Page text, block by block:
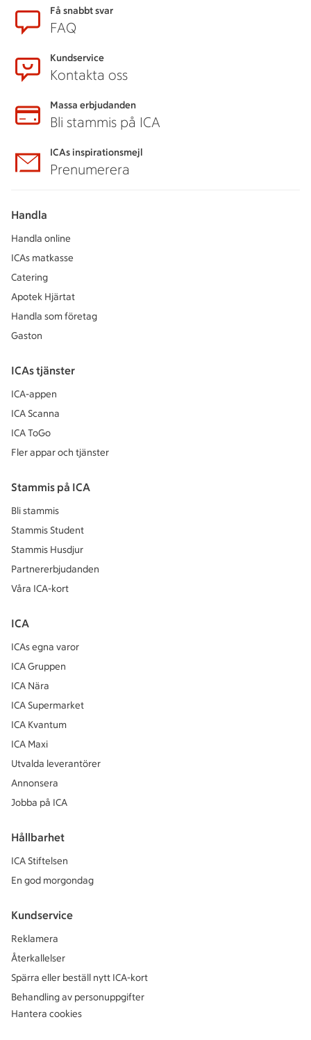
Få snabbt svar
FAQ
Kundservice
Kontakta oss
Massa erbjudanden
Bli stammis på ICA
ICAs inspirationsmejl
Prenumerera
Handla
Handla online
ICAs matkasse
Catering
Apotek Hjärtat
Handla som företag
Gaston
ICAs tjänster
ICA-appen
ICA Scanna
ICA ToGo
Fler appar och tjänster
Stammis på ICA
Bli stammis
Stammis Student
Stammis Husdjur
Partnererbjudanden
Våra ICA-kort
ICA
ICAs egna varor
ICA Gruppen
ICA Nära
ICA Supermarket
ICA Kvantum
ICA Maxi
Utvalda leverantörer
Annonsera
Jobba på ICA
Hållbarhet
ICA Stiftelsen
En god morgondag
Kundservice
Reklamera
Återkallelser
Spärra eller beställ nytt ICA-kort
Behandling av personuppgifter
Hantera cookies